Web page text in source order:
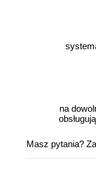
na
Masz pytania?